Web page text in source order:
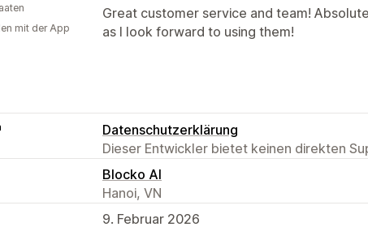
Great customer service and team!
as I look forward to using them!
mit der App
Datenschutzerklärung
Dieser Entwickler bietet keinen direkten
Blocko AI
Hanoi, VN
9. Februar 2026